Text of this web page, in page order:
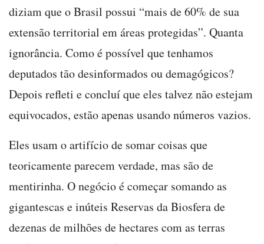
diziam que o Brasil possui “mais de 60% de sua
extensão territorial em áreas protegidas”. Quanta
ignorância. Como é possível que tenhamos
deputados tão desinformados ou demagógicos?
Depois refleti e concluí que eles talvez não estejam
equivocados, estão apenas usando números vazios.
Eles usam o artifício de somar coisas que
teoricamente parecem verdade, mas são de
mentirinha. O negócio é começar somando as
gigantescas e inúteis Reservas da Biosfera de
dezenas de milhões de hectares com as terras